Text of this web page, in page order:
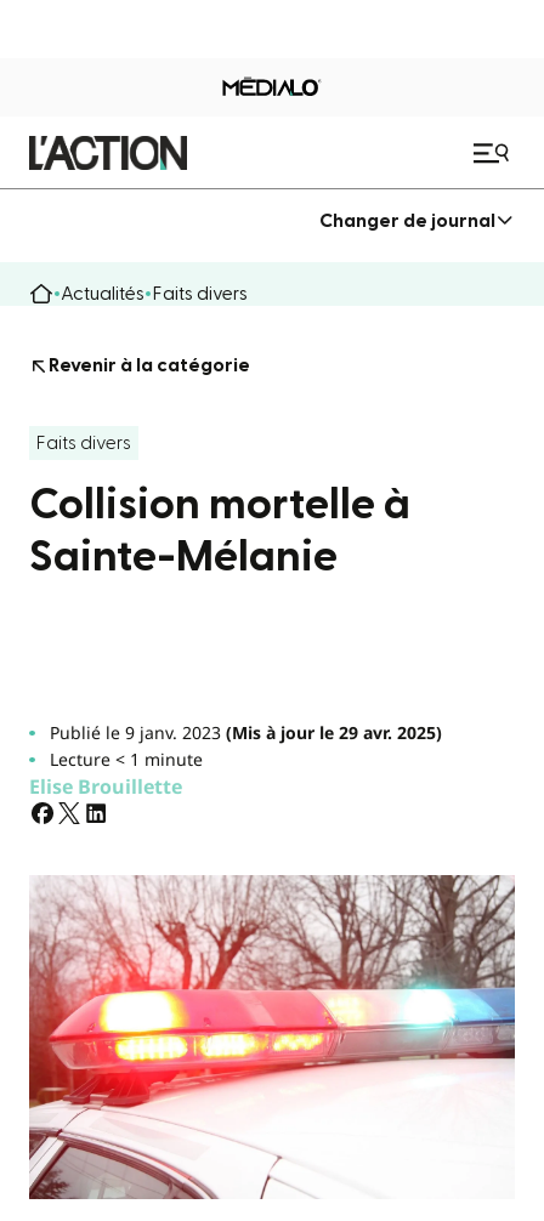
Changer de journal
Actualités Faits divers
Revenir à la catégorie
Faits divers
Collision mortelle à
Sainte-Mélanie
Publié le 9 janv. 2023(Mis à jour le 29 avr. 2025)
Lecture < 1 minute
Elise Brouillette